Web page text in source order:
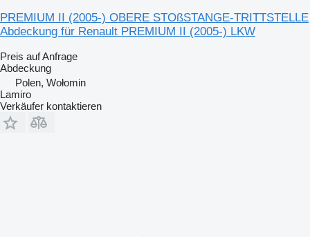
PREMIUM II (2005-) OBERE STOßSTANGE-TRITTSTELLE
Abdeckung für Renault PREMIUM II (2005-) LKW
Preis auf Anfrage
Abdeckung
Polen, Wołomin
Lamiro
Verkäufer kontaktieren